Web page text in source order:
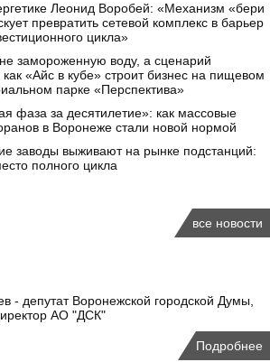
Леонид Воробей: «Механизм «бери
превратить сетевой комплекс в барьер
цикла»
замороженную воду, а сценарий
«Айс в кубе» строит бизнес на пищевом
парке «Перспектива»
фаза за десятилетие»: как массовые
в Воронеже стали новой нормой
заводы выживают на рынке подстанций:
полного цикла
все новости
- депутат Воронежской городской Думы,
АО "ДСК"
Подробнее